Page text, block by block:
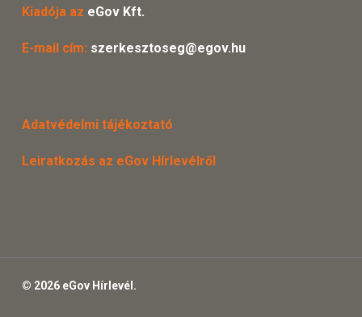
Kiadója az eGov Kft.
E-mail cím: szerkesztoseg@egov.hu
Adatvédelmi tájékoztató
Leiratkozás az eGov Hírlevélről
© 2026 eGov Hírlevél.